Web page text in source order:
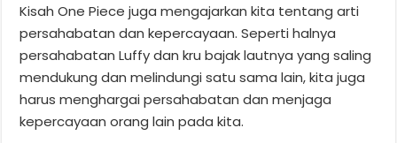
Kisah One Piece juga mengajarkan kita tentang arti
persahabatan dan kepercayaan. Seperti halnya
persahabatan Luffy dan kru bajak lautnya yang saling
mendukung dan melindungi satu sama lain, kita juga
harus menghargai persahabatan dan menjaga
kepercayaan orang lain pada kita.